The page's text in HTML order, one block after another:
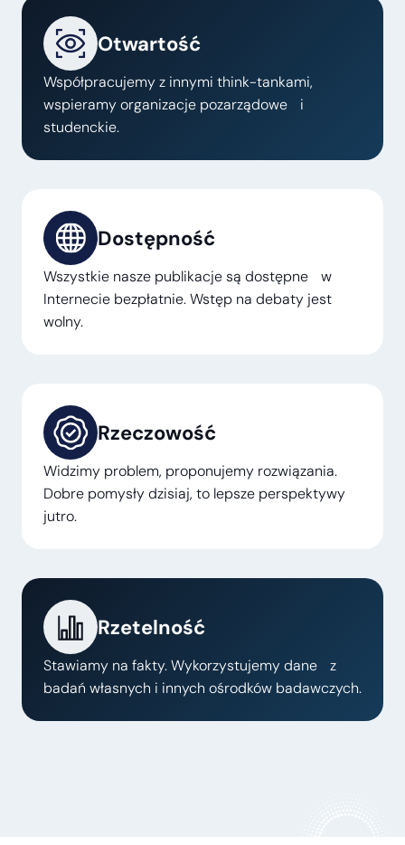
Otwartość
Współpracujemy z innymi think-tankami,
wspieramy organizacje pozarządowe i
studenckie.
Dostępność
Wszystkie nasze publikacje są dostępne w
Internecie bezpłatnie. Wstęp na debaty jest
wolny.
Rzeczowość
Widzimy problem, proponujemy rozwiązania.
Dobre pomysły dzisiaj, to lepsze perspektywy
jutro.
Rzetelność
Stawiamy na fakty. Wykorzystujemy dane z
badań własnych i innych ośrodków badawczych.